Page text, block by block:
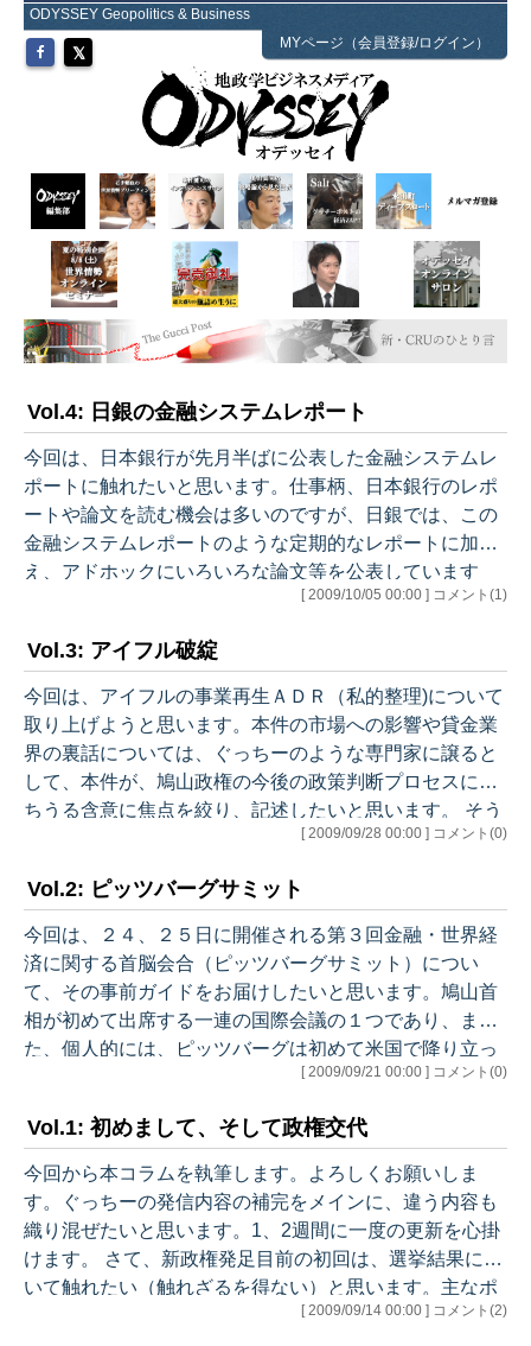
ODYSSEY Geopolitics & Business
MYページ（会員登録/ログイン）
Vol.4: 日銀の金融システムレポート
今回は、日本銀行が先月半ばに公表した金融システムレ
ポートに触れたいと思います。仕事柄、日本銀行のレポ
ートや論文を読む機会は多いのですが、日銀では、この
金融システムレポートのような定期的なレポートに加
え、アドホックにいろいろな論文等を公表しています
し、白川総裁になり、総裁講演原稿も論文風になってき
ます。これらの中には難解なものも多く、学者でもなけ
れば全てに目を通すことはお勧めできません。ただ、毎
年２回、４月末と１０月末に公表される展望レポートは
金融政策運営の基本的考え方や日銀の景気見通しを総括
的に示しています。また、今回触れる金融システムレポ
ート…
[ 2009/10/05 00:00 ] コメント(1)
Vol.3: アイフル破綻
今回は、アイフルの事業再生ＡＤＲ（私的整理)について
取り上げようと思います。本件の市場への影響や貸金業
界の裏話については、ぐっちーのような専門家に譲ると
して、本件が、鳩山政権の今後の政策判断プロセスに持
ちうる含意に焦点を絞り、記述したいと思います。 そう
は言っても、簡単な背景説明が必要と思います。貸金業
を伸ばしてきました。この金利水準は、ある法律（利息
制限法)では禁止されるほと高かった（確か法律上の上限
は１８％と思います)一方、別の法律上は違法でないよう
にも読めたため、このグレーゾーン（合法か違法か判然
としない）領域で商売がなされてきた訳です…
[ 2009/09/28 00:00 ] コメント(0)
Vol.2: ピッツバーグサミット
今回は、２４、２５日に開催される第３回金融・世界経
済に関する首脳会合（ピッツバーグサミット）につい
て、その事前ガイドをお届けしたいと思います。鳩山首
相が初めて出席する一連の国際会議の１つであり、ま
た、個人的には、ピッツバーグは初めて米国で降り立っ
た地なので、懐かしく思います。因みにピッツバーグと
ティーラーズの本拠地ですが、実際にはとても美しい街
だったという印象が残っています。…
[ 2009/09/21 00:00 ] コメント(0)
Vol.1: 初めまして、そして政権交代
今回から本コラムを執筆します。よろしくお願いしま
す。ぐっちーの発信内容の補完をメインに、違う内容も
織り混ぜたいと思います。1、2週間に一度の更新を心掛
けます。 さて、新政権発足目前の初回は、選挙結果につ
いて触れたい（触れざるを得ない）と思います。主なポ
イントは、官は政権交代の何が心配か、とくに経済政策
[ 2009/09/14 00:00 ] コメント(2)